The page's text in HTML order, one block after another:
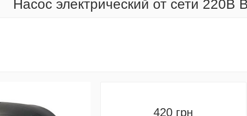
Насос электрический от сети 220В
420 грн